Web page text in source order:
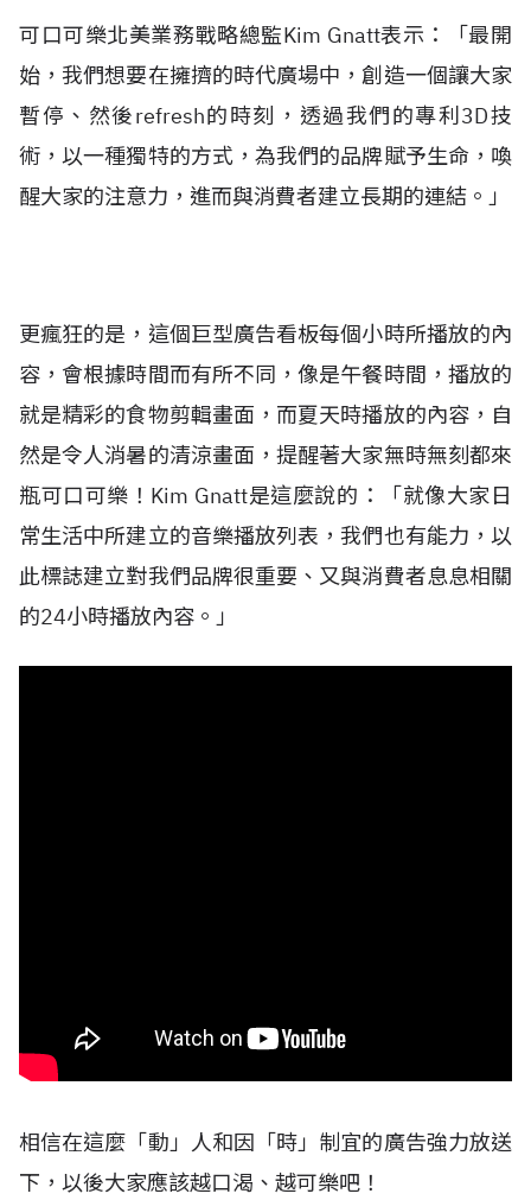
可口可樂北美業務戰略總監Kim Gnatt表示：「最開
始，我們想要在擁擠的時代廣場中，創造一個讓大家
暫停、然後refresh的時刻，透過我們的專利3D技
術，以一種獨特的方式，為我們的品牌賦予生命，喚
醒大家的注意力，進而與消費者建立長期的連結。」
更瘋狂的是，這個巨型廣告看板每個小時所播放的內
容，會根據時間而有所不同，像是午餐時間，播放的
就是精彩的食物剪輯畫面，而夏天時播放的內容，自
然是令人消暑的清涼畫面，提醒著大家無時無刻都來
瓶可口可樂！Kim Gnatt是這麼說的：「就像大家日
常生活中所建立的音樂播放列表，我們也有能力，以
此標誌建立對我們品牌很重要、又與消費者息息相關
的24小時播放內容。」
相信在這麼「動」人和因「時」制宜的廣告強力放送
下，以後大家應該越口渴、越可樂吧！